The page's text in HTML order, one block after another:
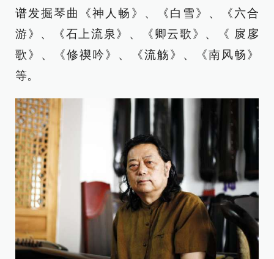
谱发掘琴曲《神人畅》、《白雪》、《六合
游》、《石上流泉》、《卿云歌》、《 扊扅
歌》、《修禊吟》、《流觞》、《南风畅》
等。